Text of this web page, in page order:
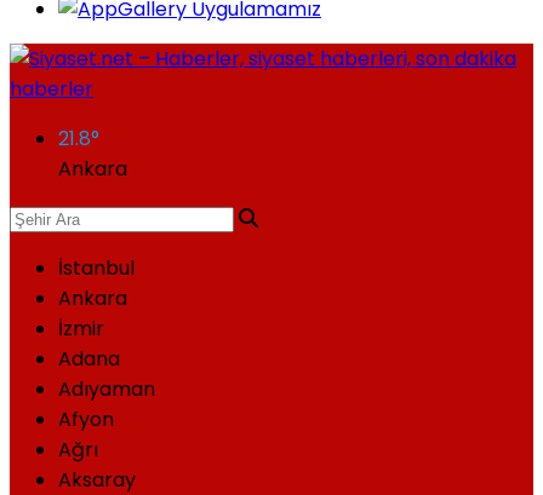
21.8°
Ankara
İstanbul
Ankara
İzmir
Adana
Adıyaman
Afyon
Ağrı
Aksaray